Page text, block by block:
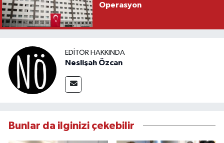
Operasyon
EDITÖR HAKKINDA
Neslişah Özcan
Bunlar da ilginizi çekebilir